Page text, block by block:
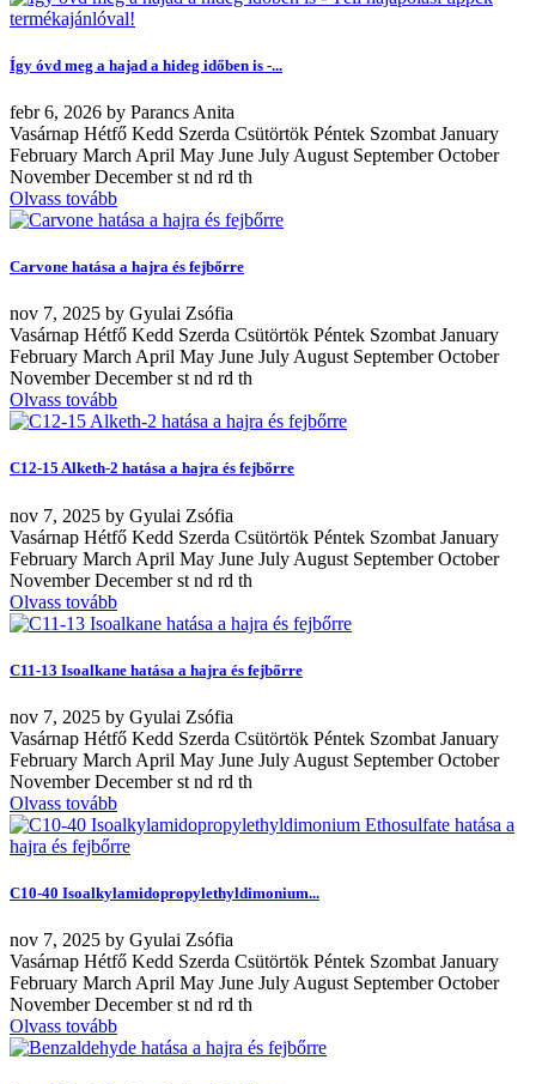
Így óvd meg a hajad a hideg időben is -...
febr6, 2026 by Parancs Anita
Vasárnap Hétfő Kedd Szerda Csütörtök Péntek Szombat January
February March April May June July August September October
November December st nd rd th
Olvass tovább
Carvone hatása a hajra és fejbőrre
nov 7, 2025 by Gyulai Zsófia
Vasárnap Hétfő Kedd Szerda Csütörtök Péntek Szombat January
February March April May June July August September October
November December st nd rd th
Olvass tovább
C12-15 Alketh-2 hatása a hajra és fejbőrre
nov 7, 2025 by Gyulai Zsófia
Vasárnap Hétfő Kedd Szerda Csütörtök Péntek Szombat January
February March April May June July August September October
November December st nd rd th
Olvass tovább
C11-13 Isoalkane hatása a hajra és fejbőrre
nov 7, 2025 by Gyulai Zsófia
Vasárnap Hétfő Kedd Szerda Csütörtök Péntek Szombat January
February March April May June July August September October
November December st nd rd th
Olvass tovább
C10-40 Isoalkylamidopropylethyldimonium...
nov 7, 2025 by Gyulai Zsófia
Vasárnap Hétfő Kedd Szerda Csütörtök Péntek Szombat January
February March April May June July August September October
November December st nd rd th
Olvass tovább